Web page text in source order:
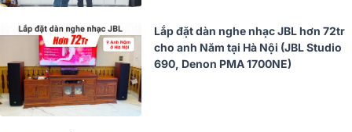
Lắp đặt dàn nghe nhạc JBL hơn 72tr
cho anh Năm tại Hà Nội (JBL Studio
690, Denon PMA 1700NE)